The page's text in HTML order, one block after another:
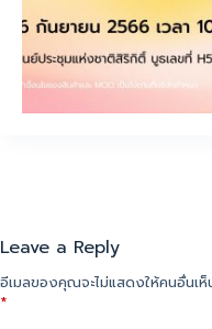
Leave a Reply
อีเมลของคุณจะไม่แสดงให้คนอื่นเห็
*